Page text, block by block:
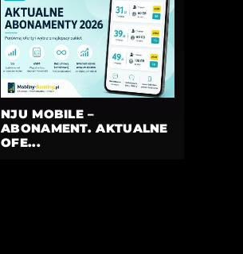
NJU MOBILE –
ABONAMENT. AKTUALNE
OFE...